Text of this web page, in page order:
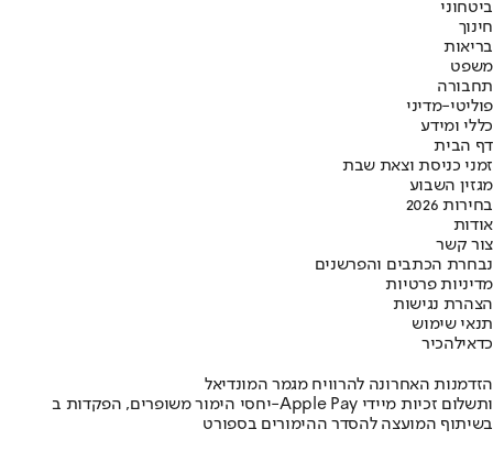
ביטחוני
חינוך
בריאות
משפט
תחבורה
פוליטי-מדיני
כללי ומידע
דף הבית
זמני כניסת וצאת שבת
מגזין השבוע
בחירות 2026
אודות
צור קשר
נבחרת הכתבים והפרשנים
מדיניות פרטיות
הצהרת נגישות
תנאי שימוש
כדאילהכיר
הזדמנות האחרונה להרוויח מגמר המונדיאל
יחסי הימור משופרים, הפקדות ב-Apple Pay ותשלום זכיות מיידי
בשיתוף המועצה להסדר ההימורים בספורט